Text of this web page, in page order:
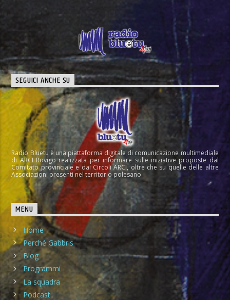
SEGUICI ANCHE SU
Radio Bluetu è una piattaforma digitale di comunicazione multimediale
di ARCI Rovigo realizzata per informare sulle iniziative proposte dal
Comitato provinciale e dai Circoli ARCI, oltre che su quelle delle altre
Associazioni presenti nel territorio polesano
MENU
Home
Perché Gabbris
Blog
Programmi
La squadra
Podcast